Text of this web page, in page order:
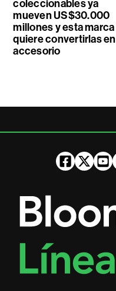
coleccionables ya
mueven US$30.000
millones y esta marca
quiere convertirlas en
accesorio